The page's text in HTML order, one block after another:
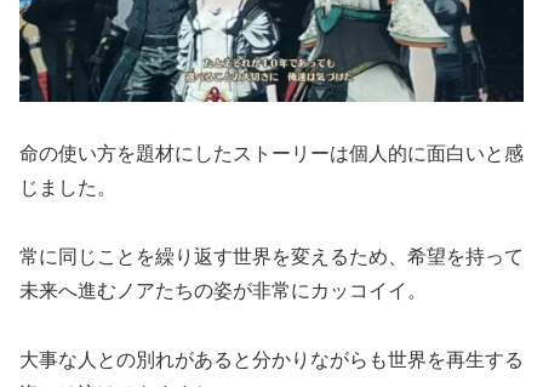
命の使い方を題材にしたストーリーは個人的に面白いと感
じました。
常に同じことを繰り返す世界を変えるため、希望を持って
未来へ進むノアたちの姿が非常にカッコイイ。
大事な人との別れがあると分かりながらも世界を再生する